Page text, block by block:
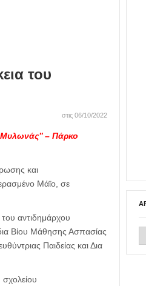
του
στις 06/10/2022
– Πάρκο
και
Μάϊο, σε
, του αντιδημάρχου
δια Βίου Μάθησης Ασπασίας
Παιδείας και Δια